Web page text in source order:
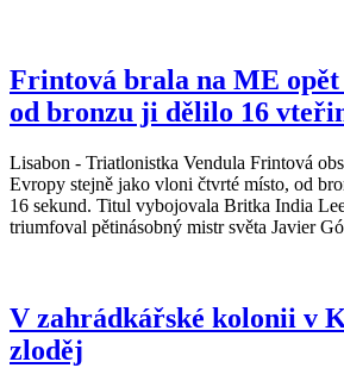
Frintová brala na ME
od bronzu ji dělilo 16
Lisabon - Triatlonistka Vendula Frintová
Evropy stejně jako vloni čtvrté místo, od
16 sekund. Titul vybojovala Britka India
triumfoval pětinásobný mistr světa Javier
V zahrádkářské kolonii v
zloděj